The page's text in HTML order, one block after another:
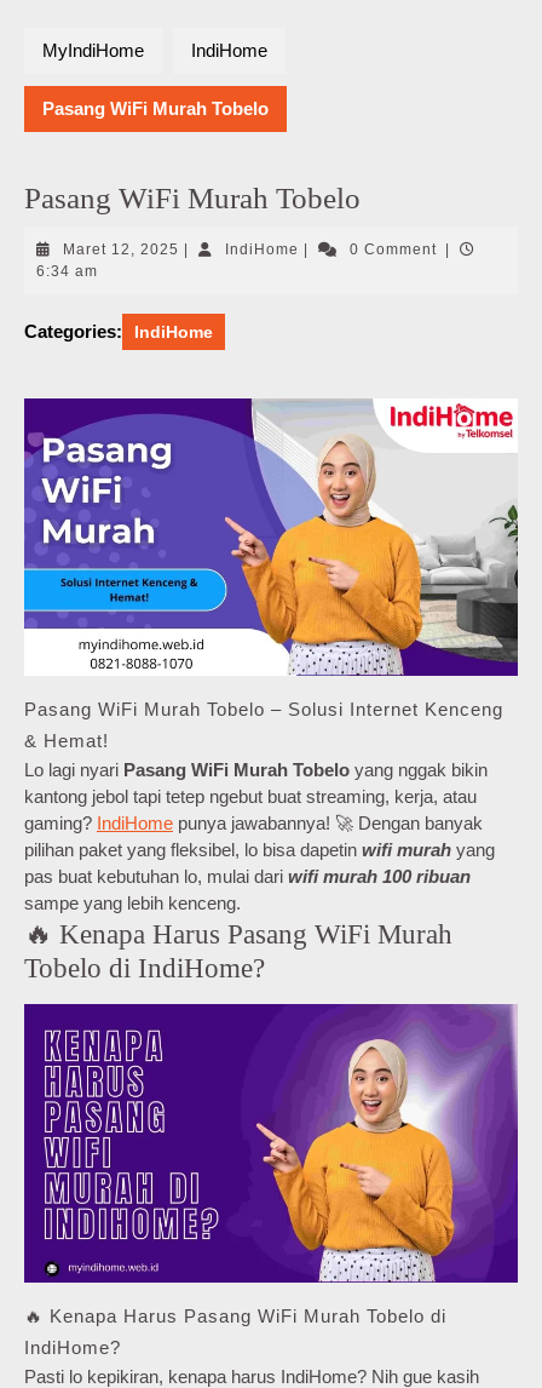
MyIndiHome IndiHome
Pasang WiFi Murah Tobelo
Pasang WiFi Murah Tobelo
Maret 12, 2025 Maret
IndiHome IndiHome0 Comment
6:34 am
Categories: IndiHome
Pasang WiFi Murah Tobelo – Solusi Internet Kenceng
& Hemat!
Lo lagi nyari Pasang WiFi Murah Tobelo yang nggak bikin
kantong jebol tapi tetep ngebut buat streaming, kerja, atau
gaming? IndiHome punya jawabannya! 🚀 Dengan banyak
pilihan paket yang fleksibel, lo bisa dapetin wifi murah yang
pas buat kebutuhan lo, mulai dari wifi murah 100 ribuan
sampe yang lebih kenceng.
🔥 Kenapa Harus Pasang WiFi Murah
Tobelo di IndiHome?
🔥 Kenapa Harus Pasang WiFi Murah Tobelo di
IndiHome?
Pasti lo kepikiran, kenapa harus IndiHome? Nih gue kasih